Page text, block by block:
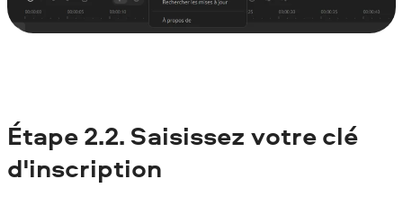
Étape 2.2. Saisissez votre clé
d'inscription